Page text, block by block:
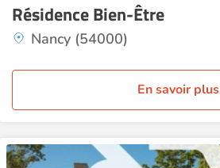
Résidence Bien-Être
Nancy (54000)
En savoir plus